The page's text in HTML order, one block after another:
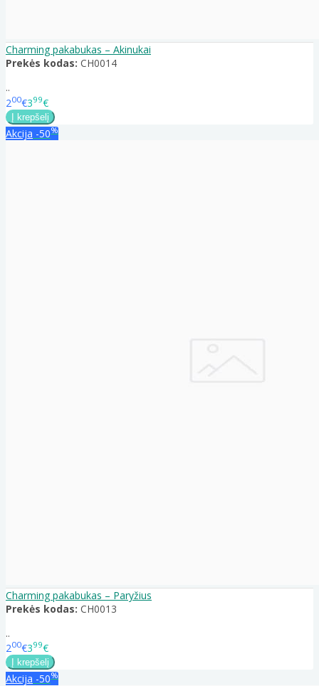
Charming pakabukas – Akinukai
Prekės kodas: CH0014
..
200€399€
Akcija -50%
Charming pakabukas – Paryžius
Prekės kodas: CH0013
..
200€399€
Akcija -50%